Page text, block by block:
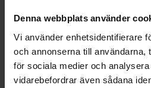
Denna webbplats använder
Vi använder enhetsidentifierare
och annonserna till användarna,
för sociala medier och
vidarebefordrar även sådana
tl suolaa
Kuori porkkanat ja lanttu.
Kypsennä palat suolalla
kypsiksi. Säästä osa